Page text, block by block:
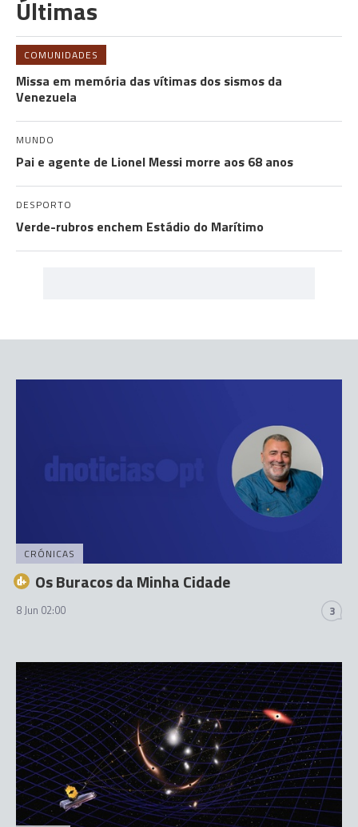
Últimas
COMUNIDADES
Missa em memória das vítimas dos sismos da
Venezuela
MUNDO
Pai e agente de Lionel Messi morre aos 68 anos
DESPORTO
Verde-rubros enchem Estádio do Marítimo
CRÓNICAS
Os Buracos da Minha Cidade
8 Jun 02:00 3